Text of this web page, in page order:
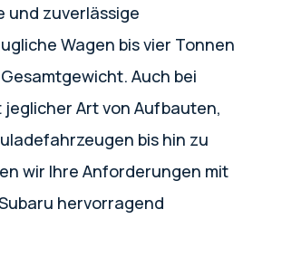
und zuverlässige
Wagen bis vier Tonnen
Auch bei
jeglicher Art von Aufbauten,
bis hin zu
wir Ihre Anforderungen mit
hervorragend